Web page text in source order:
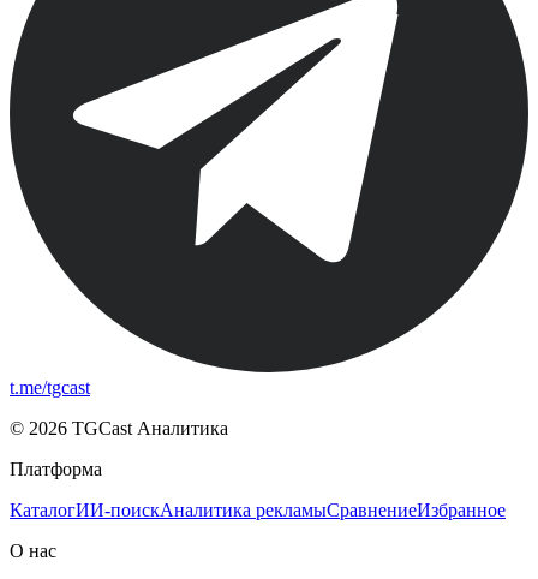
t.me/tgcast
© 2026 TGCast Аналитика
Платформа
КаталогИИ-поискАналитика рекламыСравнениеИзбранное
О нас